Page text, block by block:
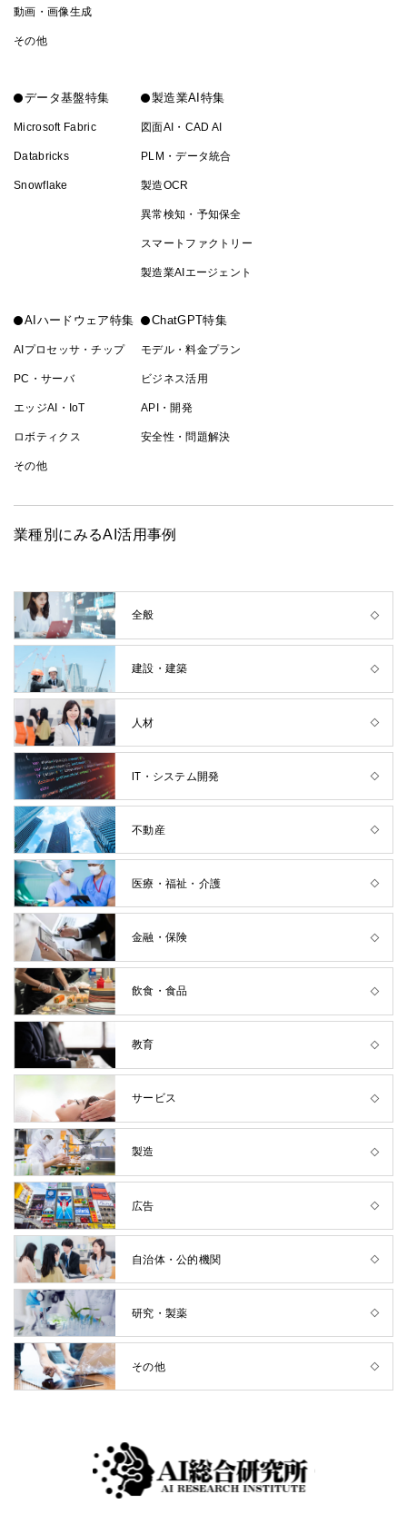
動画・画像生成
その他
データ基盤特集
Microsoft Fabric
Databricks
Snowflake
製造業AI特集
図面AI・CAD AI
PLM・データ統合
製造OCR
異常検知・予知保全
スマートファクトリー
製造業AIエージェント
AIハードウェア特集
AIプロセッサ・チップ
PC・サーバ
エッジAI・IoT
ロボティクス
その他
ChatGPT特集
モデル・料金プラン
ビジネス活用
API・開発
安全性・問題解決
業種別にみるAI活用事例
全般
建設・建築
人材
IT・システム開発
不動産
医療・福祉・介護
金融・保険
飲食・食品
教育
サービス
製造
広告
自治体・公的機関
研究・製薬
その他